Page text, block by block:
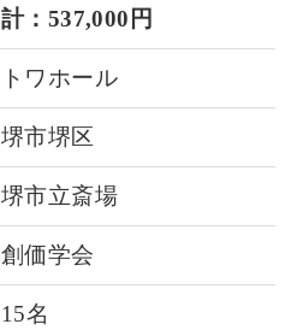
計：537,000円
トワホール
堺市堺区
堺市立斎場
創価学会
15名